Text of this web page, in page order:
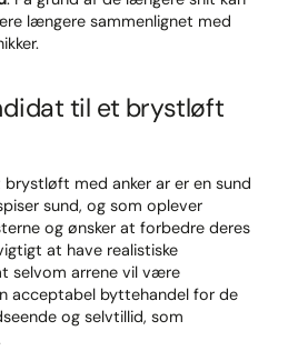
længere sammenlignet med
til et brystløft
med anker ar er en sund
sund, og som oplever
og ønsker at forbedre deres
at have realistiske
selvom arrene vil være
acceptabel byttehandel for de
og selvtillid, som